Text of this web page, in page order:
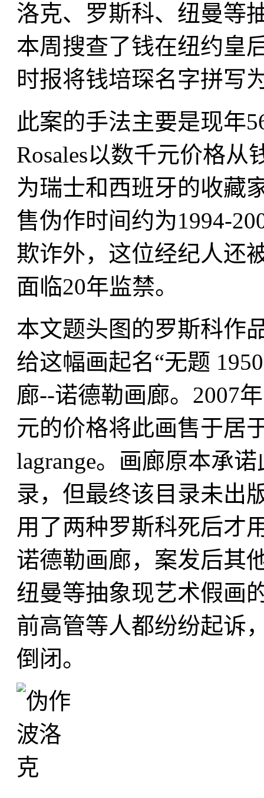
洛克、罗斯科、纽曼等
本周搜查了钱在纽约皇
时报将钱培琛名字拼写
此案的手法主要是现年
Rosales以数千元价格
为瑞士和西班牙的收藏
售伪作时间约为1994-
欺诈外，这位经纪人还
面临20年监禁。
本文题头图的罗斯科作
给这幅画起名“无题
廊--诺德勒画廊。2007
元的价格将此画售于居
lagrange。画廊原本承
录，但最终该目录未出
用了两种罗斯科死后才
诺德勒画廊，案发后其
纽曼等抽象现艺术假画
前高管等人都纷纷起诉
倒闭。